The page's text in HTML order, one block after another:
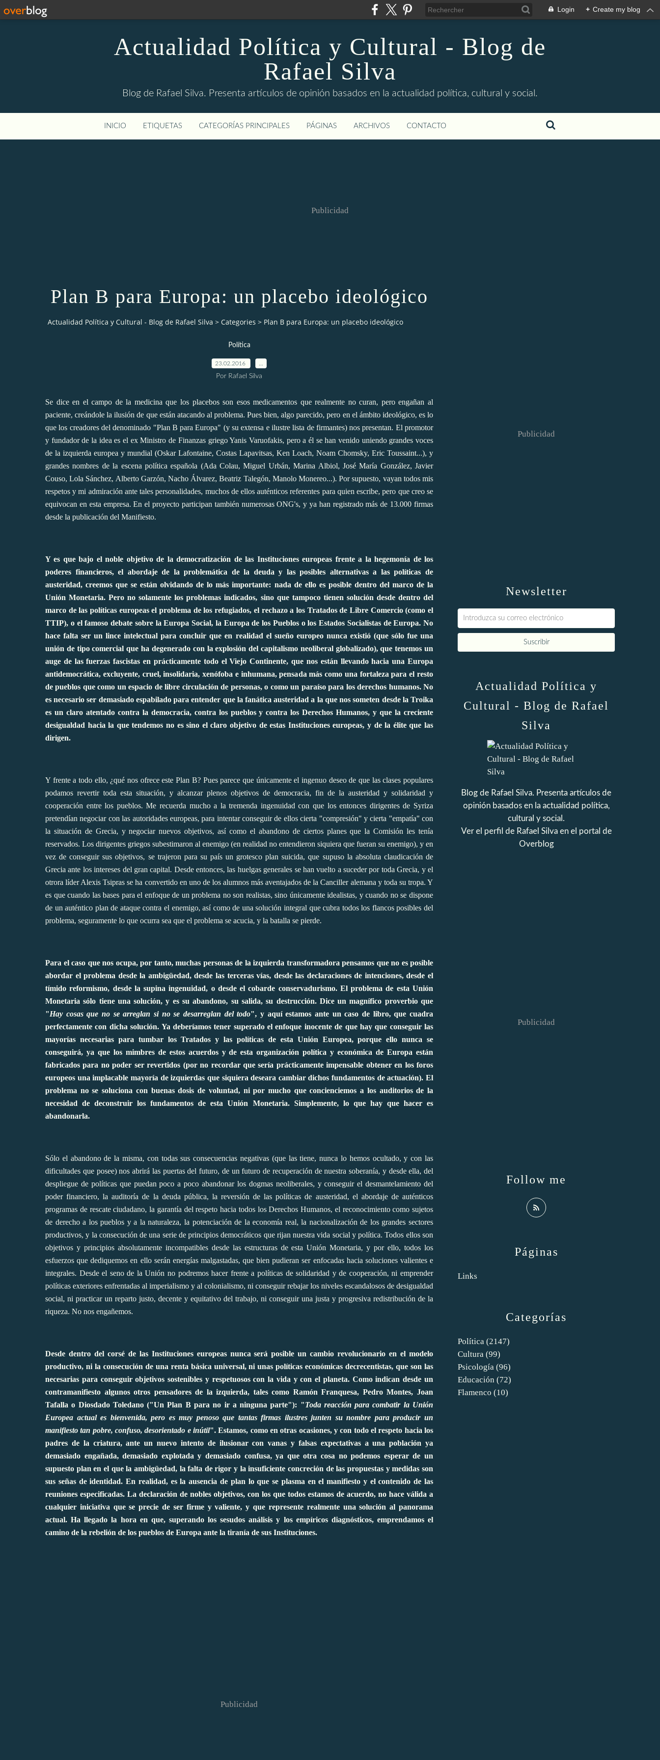
Login + Create my blog
Actualidad Política y Cultural - Blog de
Rafael Silva
Blog de Rafael Silva. Presenta artículos de opinión basados en la actualidad política, cultural y social.
INICIO ETIQUETAS CATEGORÍAS PRINCIPALES PÁGINAS ARCHIVOS CONTACTO
Publicidad
Plan B para Europa: un placebo ideológico
Actualidad Política y Cultural - Blog de Rafael Silva > Categories > Plan B para Europa: un placebo ideológico
Política
23.02.2016
Por Rafael Silva
Se dice en el campo de la medicina que los placebos son esos medicamentos que realmente no curan, pero engañan al
paciente, creándole la ilusión de que están atacando al problema. Pues bien, algo parecido, pero en el ámbito ideológico, es lo
que los creadores del denominado "Plan B para Europa" (y su extensa e ilustre lista de firmantes) nos presentan. El promotor
y fundador de la idea es el ex Ministro de Finanzas griego Yanis Varuofakis, pero a él se han venido uniendo grandes voces
de la izquierda europea y mundial (Oskar Lafontaine, Costas Lapavitsas, Ken Loach, Noam Chomsky, Eric Toussaint...), y
grandes nombres de la escena política española (Ada Colau, Miguel Urbán, Marina Albiol, José María González, Javier
Couso, Lola Sánchez, Alberto Garzón, Nacho Álvarez, Beatriz Talegón, Manolo Monereo...). Por supuesto, vayan todos mis
respetos y mi admiración ante tales personalidades, muchos de ellos auténticos referentes para quien escribe, pero que creo se
equivocan en esta empresa. En el proyecto participan también numerosas ONG's, y ya han registrado más de 13.000 firmas
desde la publicación del Manifiesto.
Y es que bajo el noble objetivo de la democratización de las Instituciones europeas frente a la hegemonía de los
poderes financieros, el abordaje de la problemática de la deuda y las posibles alternativas a las políticas de
austeridad, creemos que se están olvidando de lo más importante: nada de ello es posible dentro del marco de la
Unión Monetaria.Pero no solamente los problemas indicados, sino que tampoco tienen solución desde dentro del
marco de las políticas europeas el problema de los refugiados, el rechazo a los Tratados de Libre Comercio (como el
TTIP), o el famoso debate sobre la Europa Social, la Europa de los Pueblos o los Estados Socialistas de Europa. No
hace falta ser un lince intelectual para concluir que en realidad el sueño europeo nunca existió (que sólo fue una
unión de tipo comercial que ha degenerado con la explosión del capitalismo neoliberal globalizado), que tenemos un
auge de las fuerzas fascistas en prácticamente todo el Viejo Continente, que nos están llevando hacia una Europa
antidemocrática, excluyente, cruel, insolidaria, xenófoba e inhumana, pensada más como una fortaleza para el resto
de pueblos que como un espacio de libre circulación de personas, o como un paraíso para los derechos humanos. No
es necesario ser demasiado espabilado para entender que la fanática austeridad a la que nos someten desde la Troika
es un claro atentado contra la democracia, contra los pueblos y contra los Derechos Humanos, y que la creciente
desigualdad hacia la que tendemos no es sino el claro objetivo de estas Instituciones europeas, y de la élite que las
dirigen.
Y frente a todo ello, ¿qué nos ofrece este Plan B? Pues parece que únicamente el ingenuo deseo de que las clases populares
podamos revertir toda esta situación, y alcanzar plenos objetivos de democracia, fin de la austeridad y solidaridad y
cooperación entre los pueblos. Me recuerda mucho a la tremenda ingenuidad con que los entonces dirigentes de Syriza
pretendían negociar con las autoridades europeas, para intentar conseguir de ellos cierta "compresión" y cierta "empatía" con
la situación de Grecia, y negociar nuevos objetivos, así como el abandono de ciertos planes que la Comisión les tenía
reservados. Los dirigentes griegos subestimaron al enemigo (en realidad no entendieron siquiera que fueran su enemigo), y en
vez de conseguir sus objetivos, se trajeron para su país un grotesco plan suicida, que supuso la absoluta claudicación de
Grecia ante los intereses del gran capital. Desde entonces, las huelgas generales se han vuelto a suceder por toda Grecia, y el
otrora líder Alexis Tsipras se ha convertido en uno de los alumnos más aventajados de la Canciller alemana y toda su tropa. Y
es que cuando las bases para el enfoque de un problema no son realistas, sino únicamente idealistas, y cuando no se dispone
de un auténtico plan de ataque contra el enemigo, así como de una solución integral que cubra todos los flancos posibles del
problema, seguramente lo que ocurra sea que el problema se acucia, y la batalla se pierde.
Para el caso que nos ocupa, por tanto, muchas personas de la izquierda transformadora pensamos que no es posible
abordar el problema desde la ambigüedad, desde las terceras vías, desde las declaraciones de intenciones, desde el
tímido reformismo, desde la supina ingenuidad, o desde el cobarde conservadurismo. El problema de esta Unión
Monetaria sólo tiene una solución, y es su abandono, su salida, su destrucción. Dice un magnífico proverbio que
"Hay cosas que no se arreglan si no se desarreglan del todo", y aquí estamos ante un caso de libro, que cuadra
perfectamente con dicha solución. Ya deberíamos tener superado el enfoque inocente de que hay que conseguir las
mayorías necesarias para tumbar los Tratados y las políticas de esta Unión Europea, porque ello nunca se
conseguirá, ya que los mimbres de estos acuerdos y de esta organización política y económica de Europa están
fabricados para no poder ser revertidos (por no recordar que sería prácticamente impensable obtener en los foros
europeos una implacable mayoría de izquierdas que siquiera deseara cambiar dichos fundamentos de actuación). El
problema no se soluciona con buenas dosis de voluntad, ni por mucho que concienciemos a los auditorios de la
necesidad de deconstruir los fundamentos de esta Unión Monetaria. Simplemente, lo que hay que hacer es
abandonarla.
Sólo el abandono de la misma, con todas sus consecuencias negativas (que las tiene, nunca lo hemos ocultado, y con las
dificultades que posee) nos abrirá las puertas del futuro, de un futuro de recuperación de nuestra soberanía, y desde ella, del
despliegue de políticas que puedan poco a poco abandonar los dogmas neoliberales, y conseguir el desmantelamiento del
poder financiero, la auditoría de la deuda pública, la reversión de las políticas de austeridad, el abordaje de auténticos
programas de rescate ciudadano, la garantía del respeto hacia todos los Derechos Humanos, el reconocimiento como sujetos
de derecho a los pueblos y a la naturaleza, la potenciación de la economía real, la nacionalización de los grandes sectores
productivos, y la consecución de una serie de principios democráticos que rijan nuestra vida social y política. Todos ellos son
objetivos y principios absolutamente incompatibles desde las estructuras de esta Unión Monetaria, y por ello, todos los
esfuerzos que dediquemos en ello serán energías malgastadas, que bien pudieran ser enfocadas hacia soluciones valientes e
integrales. Desde el seno de la Unión no podremos hacer frente a políticas de solidaridad y de cooperación, ni emprender
políticas exteriores enfrentadas al imperialismo y al colonialismo, ni conseguir rebajar los niveles escandalosos de desigualdad
social, ni practicar un reparto justo, decente y equitativo del trabajo, ni conseguir una justa y progresiva redistribución de la
riqueza. No nos engañemos.
Desde dentro del corsé de las Instituciones europeas nunca será posible un cambio revolucionario en el modelo
productivo, ni la consecución de una renta básica universal, ni unas políticas económicas decrecentistas, que son las
necesarias para conseguir objetivos sostenibles y respetuosos con la vida y con el planeta. Como indican desde un
contramanifiesto algunos otros pensadores de la izquierda, tales como Ramón Franquesa, Pedro Montes, Joan
Tafalla o Diosdado Toledano ("Un Plan B para no ir a ninguna parte"): "Toda reacción para combatir la Unión
Europea actual es bienvenida, pero es muy penoso que tantas firmas ilustres junten su nombre para producir un
manifiesto tan pobre, confuso, desorientado e inútil". Estamos, como en otras ocasiones, y con todo el respeto hacia los
padres de la criatura, ante un nuevo intento de ilusionar con vanas y falsas expectativas a una población ya
demasiado engañada, demasiado explotada y demasiado confusa, ya que otra cosa no podemos esperar de un
supuesto plan en el que la ambigüedad, la falta de rigor y la insuficiente concreción de las propuestas y medidas son
sus señas de identidad. En realidad, es la ausencia de plan lo que se plasma en el manifiesto y el contenido de las
reuniones especificadas. La declaración de nobles objetivos, con los que todos estamos de acuerdo, no hace válida a
cualquier iniciativa que se precie de ser firme y valiente, y que represente realmente una solución al panorama
actual. Ha llegado la hora en que, superando los sesudos análisis y los empíricos diagnósticos, emprendamos el
camino de la rebelión de los pueblos de Europa ante la tiranía de sus Instituciones.
Publicidad
Newsletter
Publicidad
Categorías
Política (2147)
Cultura (99)
Psicología (96)
Educación (72)
Flamenco (10)
Páginas
Links
Actualidad Política y
Cultural - Blog de Rafael
Silva
Blog de Rafael Silva. Presenta artículos de
opinión basados en la actualidad política,
cultural y social.
Ver el perfil de Rafael Silvaen el portal de
Overblog
Follow me
Publicidad